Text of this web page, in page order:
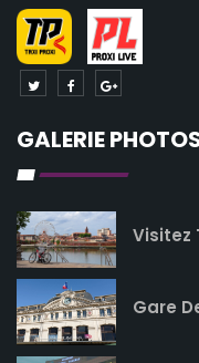
GALERIE
Visitez
Gare